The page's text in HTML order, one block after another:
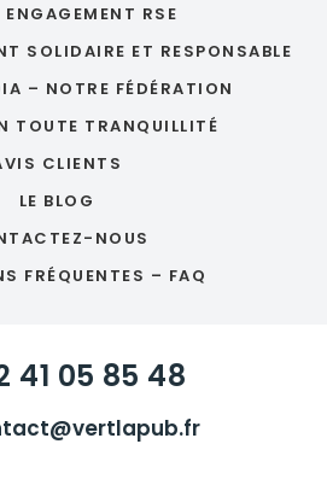
ENGAGEMENT RSE
SOLIDAIRE ET RESPONSABLE
– NOTRE FÉDÉRATION
TOUTE TRANQUILLITÉ
CLIENTS
LE BLOG
NOUS
FRÉQUENTES – FAQ
41 05 85 48